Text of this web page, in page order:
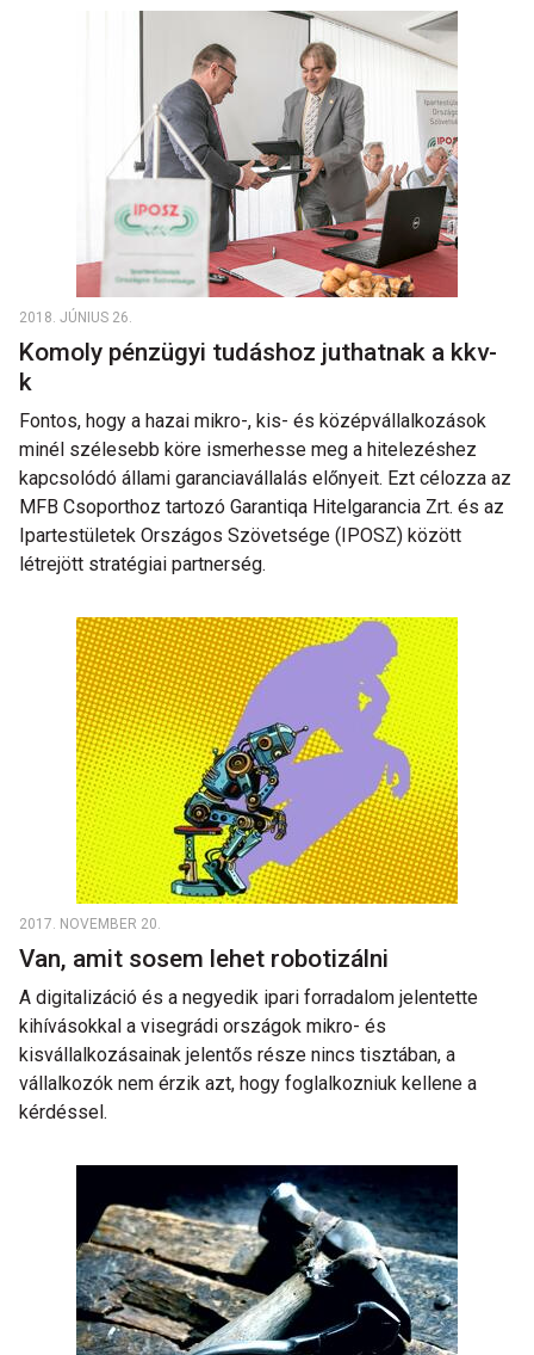
2018. JÚNIUS 26.
Komoly pénzügyi tudáshoz juthatnak a kkv-
k
Fontos, hogy a hazai mikro-, kis- és középvállalkozások
minél szélesebb köre ismerhesse meg a hitelezéshez
kapcsolódó állami garanciavállalás előnyeit. Ezt célozza az
MFB Csoporthoz tartozó Garantiqa Hitelgarancia Zrt. és az
Ipartestületek Országos Szövetsége (IPOSZ) között
létrejött stratégiai partnerség.
2017. NOVEMBER 20.
Van, amit sosem lehet robotizálni
A digitalizáció és a negyedik ipari forradalom jelentette
kihívásokkal a visegrádi országok mikro- és
kisvállalkozásainak jelentős része nincs tisztában, a
vállalkozók nem érzik azt, hogy foglalkozniuk kellene a
kérdéssel.